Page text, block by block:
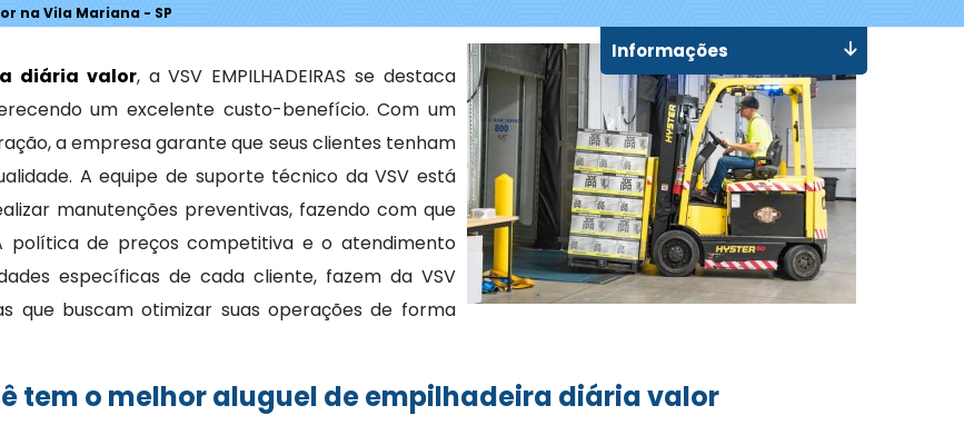
na Vila Mariana - SP
diária valor, a VSV EMPILHADEIRAS se destaca
um excelente custo-benefício. Com um
a empresa garante que seus clientes tenham
A equipe de suporte técnico da VSV está
manutenções preventivas, fazendo com que
política de preços competitiva e o atendimento
específicas de cada cliente, fazem da VSV
que buscam otimizar suas operações de forma
tem o melhor aluguel de empilhadeira diária valor
Informações